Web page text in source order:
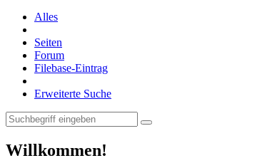
Alles
Seiten
Forum
Filebase-Eintrag
Erweiterte Suche
Willkommen!